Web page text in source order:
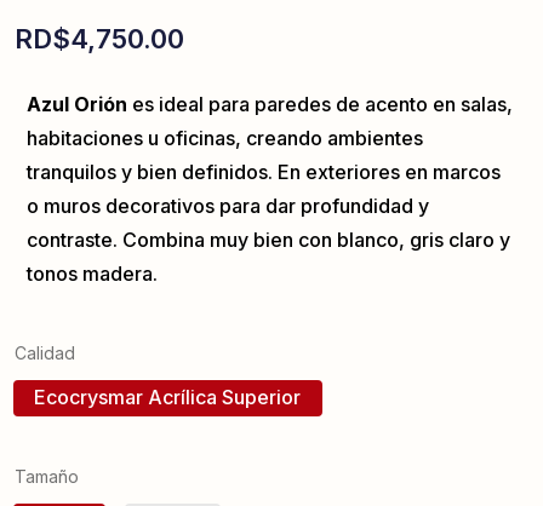
RD$4,750.00
Azul Orión es ideal para paredes de acento en salas,
habitaciones u oficinas, creando ambientes
tranquilos y bien definidos. En exteriores en marcos
o muros decorativos para dar profundidad y
contraste. Combina muy bien con blanco, gris claro y
tonos madera.
Calidad
Ecocrysmar Acrílica Superior
Tamaño